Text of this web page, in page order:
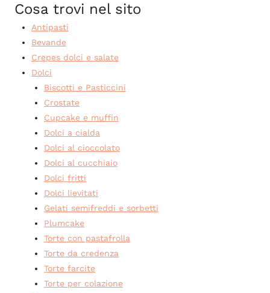
Cosa trovi nel sito
Antipasti
Bevande
Crepes dolci e salate
Dolci
Biscotti e Pasticcini
Crostate
Cupcake e muffin
Dolci a cialda
Dolci al cioccolato
Dolci al cucchiaio
Dolci fritti
Dolci lievitati
Gelati semifreddi e sorbetti
Plumcake
Torte con pastafrolla
Torte da credenza
Torte farcite
Torte per colazione